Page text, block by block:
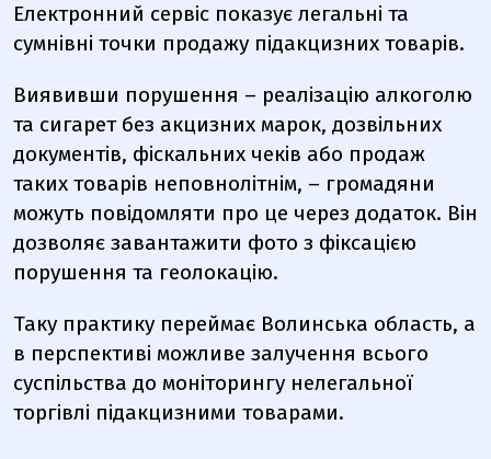
Електронний сервіс показує легальні та
сумнівні точки продажу підакцизних товарів.
Виявивши порушення – реалізацію алкоголю
та сигарет без акцизних марок, дозвільних
документів, фіскальних чеків або продаж
таких товарів неповнолітнім, – громадяни
можуть повідомляти про це через додаток. Він
дозволяє завантажити фото з фіксацією
порушення та геолокацію.
Таку практику переймає Волинська область, а
в перспективі можливе залучення всього
суспільства до моніторингу нелегальної
торгівлі підакцизними товарами.